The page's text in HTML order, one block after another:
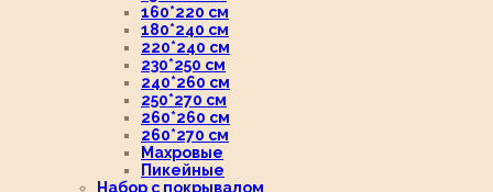
160*220 см
180*240 см
220*240 см
230*250 см
240*260 см
250*270 см
260*260 см
260*270 см
Махровые
Пикейные
Набор с покрывалом